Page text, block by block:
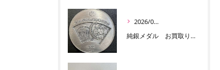
2026/07/03
純銀メダル お買取りです